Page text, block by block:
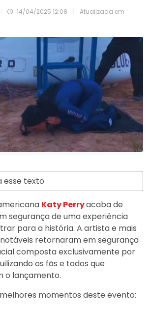
14/04/2025 12:08
Atualizada em
esse texto
Katy Perryacaba de
segurança de uma experiência
para a história. A artista e mais
retornaram em segurança
composta exclusivamente por
os fãs e todos que
o lançamento.
momentos deste evento: